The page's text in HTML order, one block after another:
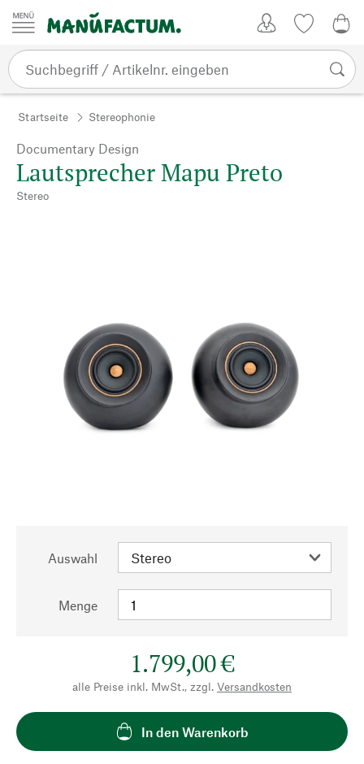
Zum Inhalt springen
Startseite Stereophonie
Documentary Design
Lautsprecher Mapu Preto
Stereo
Auswahl
Menge
1.799,00 €
alle Preise inkl. MwSt., zzgl. Versandkosten
In den Warenkorb